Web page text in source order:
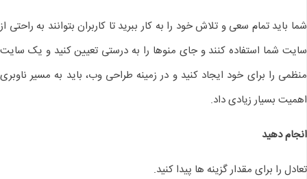
شما باید تمام سعی و تلاش خود را به کار ببرید تا کاربران بتوانند به راحتی از
سایت شما استفاده کنند و جای منوها را به درستی تعیین کنید و یک سایت
منظمی را برای خود ایجاد کنید و در زمینه طراحی وب، باید به مسیر ناوبری
اهمیت بسیار زیادی داد.
انجام دهید
تعادل را برای مقدار گزینه ها پیدا کنید.